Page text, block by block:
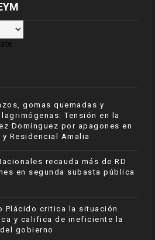
gomas quemadas y
lagrimógenas: Tensión en la
Domínguez por apagones en
y Residencial Amalia
recauda más de RD
en segunda subasta pública
Plácido critica la situación
y califica de ineficiente la
gobierno